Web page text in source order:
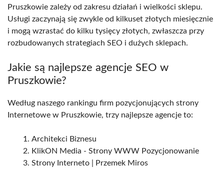
Pruszkowie zależy od zakresu działań i wielkości sklepu.
Usługi zaczynają się zwykle od kilkuset złotych miesięcznie
i mogą wzrastać do kilku tysięcy złotych, zwłaszcza przy
rozbudowanych strategiach SEO i dużych sklepach.
Jakie są najlepsze agencje SEO w
Pruszkowie?
Według naszego rankingu firm pozycjonujących strony
Internetowe w Pruszkowie, trzy najlepsze agencje to:
Architekci Biznesu
KlikON Media - Strony WWW Pozycjonowanie
Strony Interneto | Przemek Miros